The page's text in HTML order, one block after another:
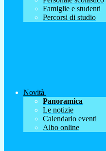
Famiglie e studenti
Percorsi di studio
Novità
Panoramica
Le notizie
Calendario eventi
Albo online